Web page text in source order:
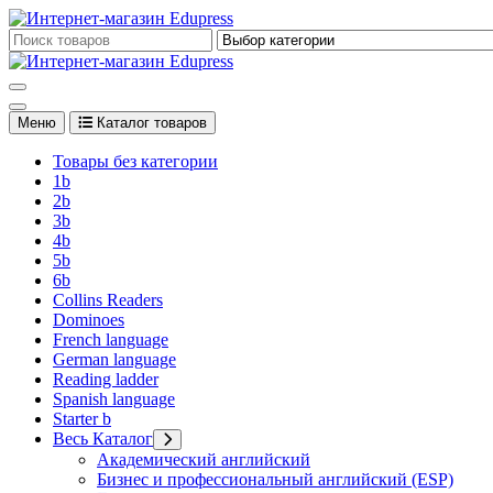
Перейти
к
содержимому
Edupress Uzbekistan, Edupress Узбекистан, книги, учебники на
Меню Каталог товаров
Товары без категории
1b
2b
3b
4b
5b
6b
Collins Readers
Dominoes
French language
German language
Reading ladder
Spanish language
Starter b
Весь Каталог
Академический английский
Бизнес и профессиональный английский (ESP)